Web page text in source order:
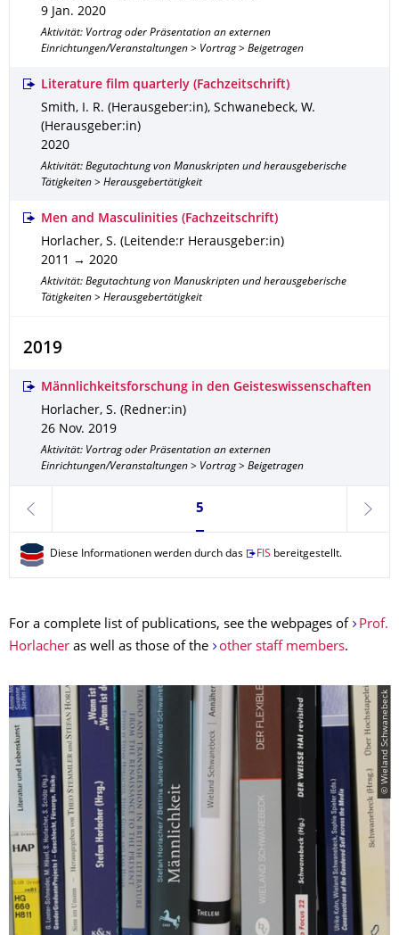
9 Jan. 2020
Aktivität: Vortrag oder Präsentation an externen
Einrichtungen/Veranstaltungen > Vortrag > Beigetragen
Literature film quarterly (Fachzeitschrift)
Smith, I. R. (Herausgeber:in), Schwanebeck, W.
(Herausgeber:in)
2020
Aktivität: Begutachtung von Manuskripten und herausgeberische
Tätigkeiten > Herausgebertätigkeit
Men and Masculinities (Fachzeitschrift)
Horlacher, S. (Leitende:r Herausgeber:in)
2011 → 2020
Aktivität: Begutachtung von Manuskripten und herausgeberische
Tätigkeiten > Herausgebertätigkeit
2019
Männlichkeitsforschung in den Geisteswissenschaften
Horlacher, S. (Redner:in)
26 Nov. 2019
Aktivität: Vortrag oder Präsentation an externen
Einrichtungen/Veranstaltungen > Vortrag > Beigetragen
zurück
Seite 5, aktuell ausgewählt
5
weiter
Diese Informationen werden durch das FIS bereitgestellt.
For a complete list of publications, see the webpages of
Prof.
Horlacher as well as those of the other staff members.
© Wieland Schwanebeck